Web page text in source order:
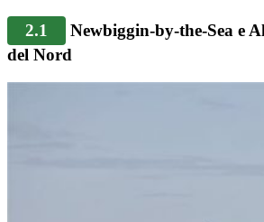
2.1
Newbiggin-by-the-Sea e
del Nord